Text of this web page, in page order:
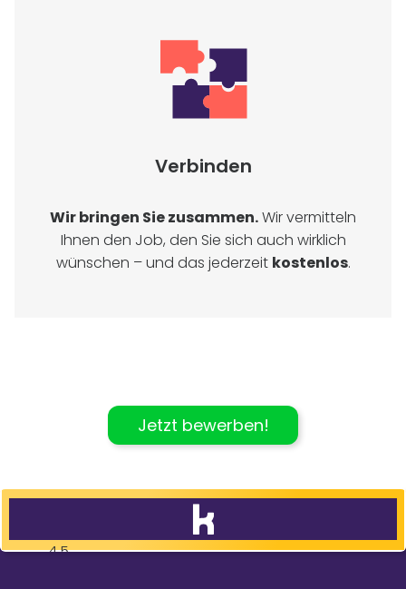
Verbinden
Wir bringen Sie zusammen.Wir vermitteln
Ihnen den Job, den Sie sich auch wirklich
wünschen – und das jederzeit kostenlos.
Jetzt bewerben!
4,5